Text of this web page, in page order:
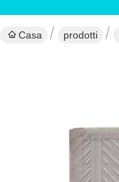
Casa prodotti